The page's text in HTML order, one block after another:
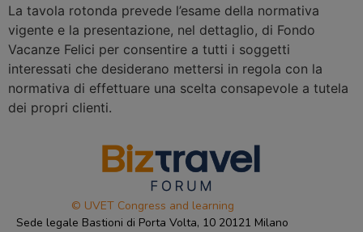
La tavola rotonda prevede l’esame della normativa
vigente e la presentazione, nel dettaglio, di Fondo
Vacanze Felici per consentire a tutti i soggetti
interessati che desiderano mettersi in regola con la
normativa di effettuare una scelta consapevole a tutela
dei propri clienti.
© UVET Congress and learning
Sede legale Bastioni di Porta Volta, 10 20121 Milano